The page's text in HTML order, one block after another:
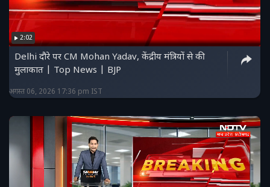
2:02
Delhi दौरे पर CM Mohan Yadav, केंद्रीय मंत्रियों से की
मुलाकात | Top News | BJP
अगस्त 06, 2026 17:36 pm IST